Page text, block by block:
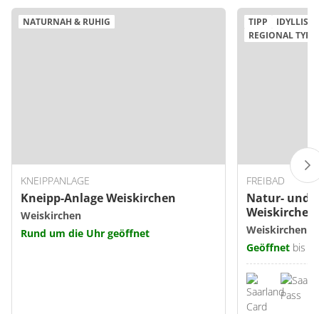
NATURNAH & RUHIG
KNEIPPANLAGE
Kneipp-Anlage Weiskirchen
Weiskirchen
Rund um die Uhr geöffnet
TIPP
REGIONAL
FREIBAD
Natur- und
Weiskirchen
Weiskirchen
Geöffnet bis